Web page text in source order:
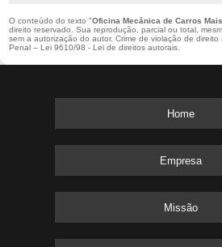
O conteúdo do texto "Oficina Mecânica de Carros
direito reservado. Sua reprodução, parcial ou total,
sem a autorização do autor. Crime de violação de
Penal –Lei 9610/98 - Lei de direitos autorais
Home
Empresa
Missão